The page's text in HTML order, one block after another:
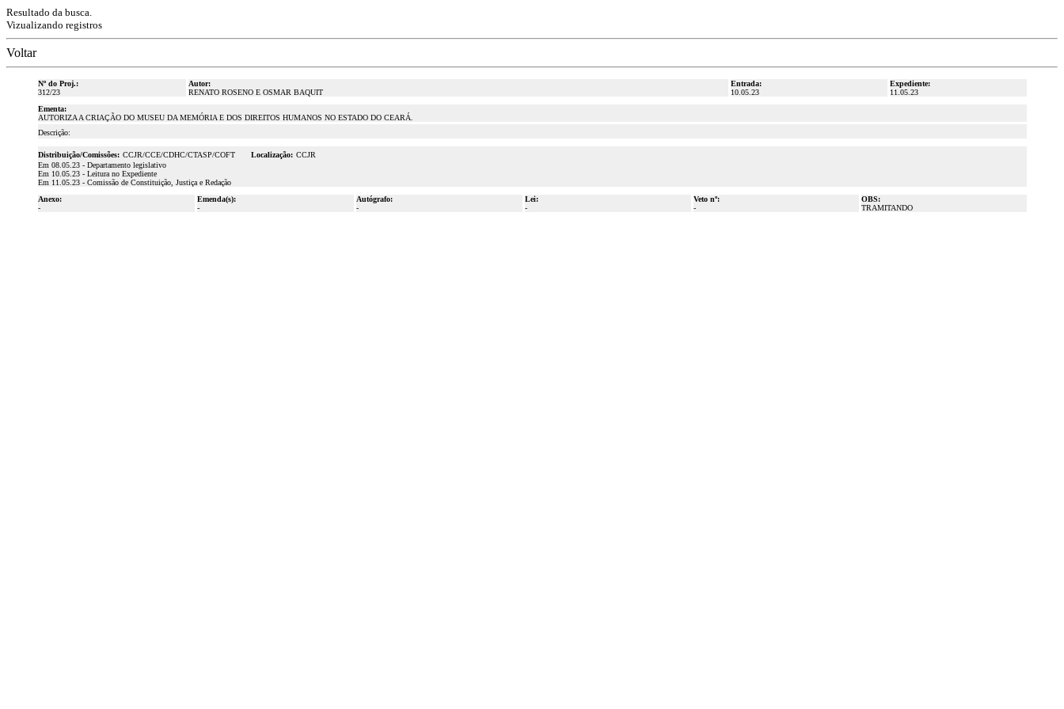
Resultado da busca.
Vizualizando registros
Voltar
Nº do Proj.:
312/23
Autor:
RENATO ROSENO E OSMAR BAQUIT
Entrada:
10.05.23
Expediente:
11.05.23
Ementa:
AUTORIZA A CRIAÇÃO DO MUSEU DA MEMÓRIA E DOS DIREITOS HUMANOS NO ESTADO DO CEARÁ.
Descrição:
Distribuição/Comissões: CCJR/CCE/CDHC/CTASP/COFT Localização: CCJR
Em 08.05.23 - Departamento legislativo
Em 10.05.23 - Leitura no Expediente
Em 11.05.23 - Comissão de Constituição, Justiça e Redação
Anexo:
-
Emenda(s):
-
Autógrafo:
-
Lei:
-
Veto nº:
-
OBS:
TRAMITANDO